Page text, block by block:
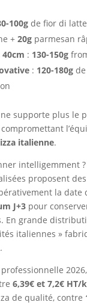
100gde fior di latte
+ 20gparmesan
: 130-150g
: 120-180gde
supporte plus le
italienne.
intelligemment
proposent des
la date
J+3pour
En grande
italiennes »
6,39€ et 7,2€ HT/
de qualité, contre